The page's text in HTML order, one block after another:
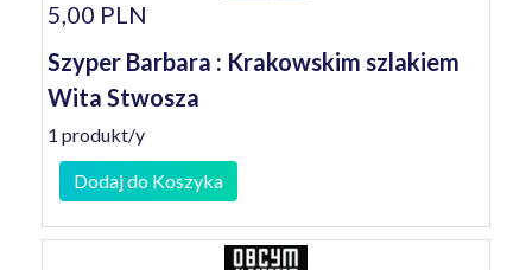
5,00 PLN
Szyper Barbara : Krakowskim szlakiem
Wita Stwosza
1 produkt/y
Dodaj do Koszyka